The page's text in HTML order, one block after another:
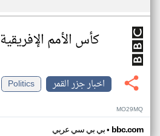
كأس الأمم الإفريقية
اخبار جزر القمر
Politics
MO29MQ
بي بي سي عربي• bbc.com